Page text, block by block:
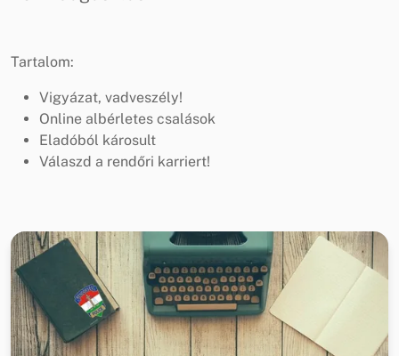
Tartalom:
Vigyázat, vadveszély!
Online albérletes csalások
Eladóból károsult
Válaszd a rendőri karriert!